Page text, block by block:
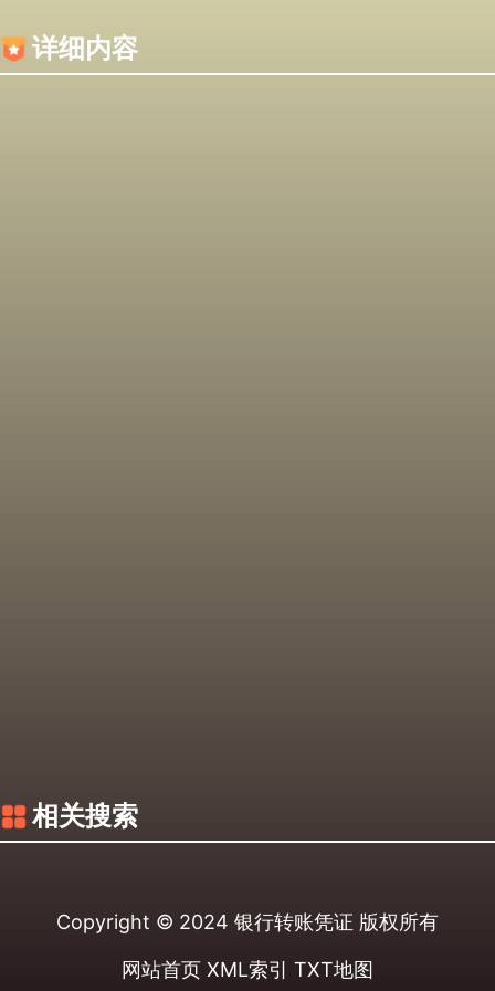
详细内容
相关搜索
Copyright © 2024 银行转账凭证 版权所有
网站首页 XML索引 TXT地图